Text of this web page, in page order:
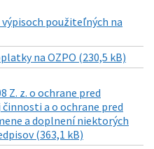
použiteľných na
na OZPO (230,5 kB)
Z. z. o ochrane pred
a o ochrane pred
a doplnení niektorých
(363,1 kB)